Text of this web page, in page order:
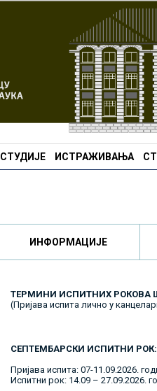
СТУДИЈЕ ИСТРАЖИВАЊА
ИНФОРМАЦИЈЕ
ТЕРМИНИ ИСПИТНИХ РОКОВА
(Пријава испита лично у
СЕПТЕМБАРСКИ ИСПИТНИ РОК:
Пријава испита: 07-11.09.2026.
Испитни рок: 14.09 – 27.09.2026.